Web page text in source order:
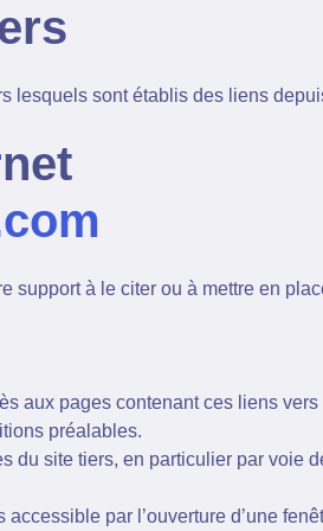
lesquels sont établis des liens
support à le citer ou à mettre en
aux pages contenant ces liens
préalables.
du site tiers, en particulier par voie
par l’ouverture d’une